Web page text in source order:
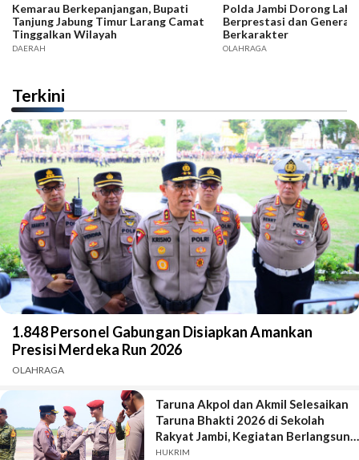
Kemarau Berkepanjangan, Bupati
Tanjung Jabung Timur Larang Camat
Tinggalkan Wilayah
DAERAH
Polda Jambi Dorong
Berprestasi dan
Berkarakter
OLAHRAGA
Terkini
1.848 Personel Gabungan Disiapkan Amankan
Presisi Merdeka Run 2026
OLAHRAGA
Taruna Akpol dan Akmil Selesaikan
Taruna Bhakti 2026 di Sekolah
Rakyat Jambi, Kegiatan Berlangsung
Aman dan Lancar
HUKRIM